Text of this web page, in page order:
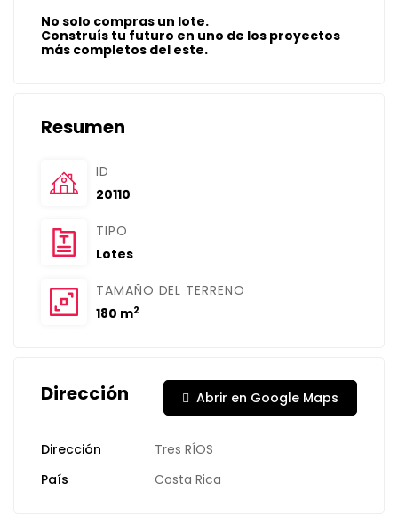
No solo compras un lote.
Construís tu futuro en uno de los proyectos
más completos del este.
Resumen
ID
20110
TIPO
Lotes
TAMAÑO DEL TERRENO
180 m2
Dirección Abrir en Google Maps
Dirección
Tres RÍOS
País
Costa Rica